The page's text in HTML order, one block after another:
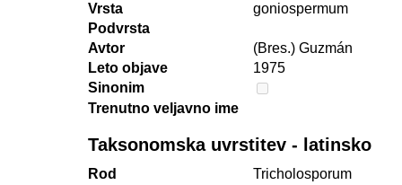
Vrsta
goniospermum
Podvrsta
Avtor
(Bres.) Guzmán
Leto objave
1975
Sinonim
Trenutno veljavno ime
Taksonomska uvrstitev - latinsko
Rod
Tricholosporum